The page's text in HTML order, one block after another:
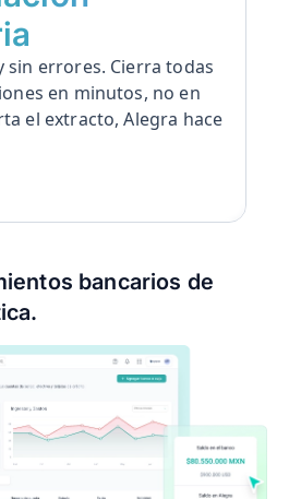
sin errores. Cierra todas
en minutos, no en
el extracto, Alegra hace
Bancaria:
en horas. Importa el
hace el cruce.
extracto en segundos:
valida e importa
mes: de conciliación
real de flujos
bancarios de